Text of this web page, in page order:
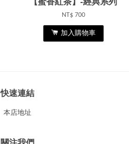
NT$ 700
加入購物車
快速連結
本店地址